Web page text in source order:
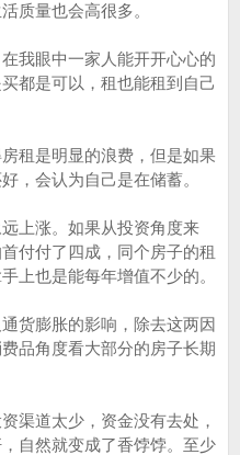
质量也会高很多。
我眼中一家人能开开心心的
都是可以，租也能租到自己
租是明显的浪费，但是如果
，会认为自己是在储蓄。
上涨。如果从投资角度来
付付了四成，同个房子的租
上也是能每年增值不少的。
货膨胀的影响，除去这两因
品角度看大部分的房子长期
渠道太少，资金没有去处，
自然就变成了香饽饽。至少